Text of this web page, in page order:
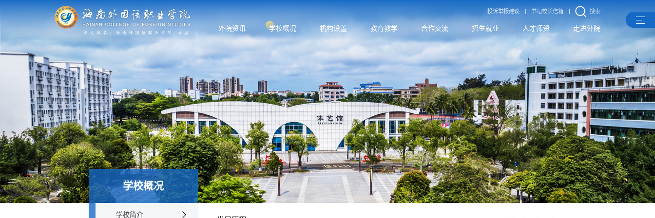
投诉举报建议 | 书记校长信箱 | 搜索
外院资讯 学校概况 机构设置 教育教学 合作交流 招生就业 人才师资 走进外院
学校概况
学校简介